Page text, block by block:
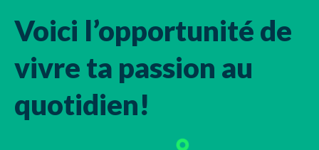
Voici l’opportunité de
vivre ta passion au
quotidien!